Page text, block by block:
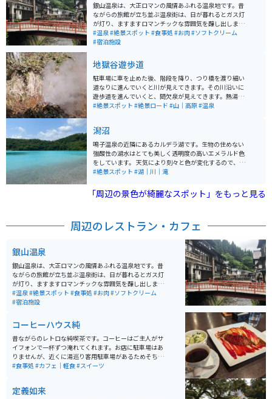
銀山温泉は、大正ロマンの風情あふれる温泉地です。昔
ながらの旅館が立ち並ぶ温泉街は、日が暮れるとガス灯
が灯り、ますますロマンチックな雰囲気を醸し出しま
す。銀山温泉は、慶長年間に栄えた延沢銀山から名付け
られました。温泉宿が温泉街の中心に通る銀山川の両岸
かしさと秘湯感を思わせる雰囲気が人気な観光スポット
です。 この温泉地は、山に囲まれていて、大正末期から
昭和初期に建てられた木造多層の旅館が立ち並んでいま
す。季節によって様々な表情を見せることもあり、年間
を通して楽しめる観光スポットとして人気があります。
温泉以外にも、尾花沢牛やそばなどの地元のグルメも堪
#温泉#絶景スポット #食事処 #お肉#ソフトクリーム
#宿泊施設
地獄谷遊歩道
駐車場に車を止めた後、階段を降り、つり橋を渡り細い
道なりに進んでいくと川が見えてきます。その川沿いに
遊歩道を進んでいくと、間欠泉が見えてきます。熱湯と
蒸気が空に向かって吹き上げる様は実にダイナミック！
す。とても熱いので注意して作りましょう。 雪解けの時
期は道がぬかるんでいて歩くのが大変なので、 乾燥して
晴れの日が続いた時期に行くことをオススメします。
#絶景スポット #絶景ロード #山｜高原#温泉
潟沼
鳴子温泉の近隣にあるカルデラ湖です。生物の住めない
強酸性の湖水はとても美しく透明度の高いエメラルド色
をしています。 天気により刻々と色が変化するので、見
ていて飽きません。周囲は硫黄の煙が噴き出ていて神秘
す。秋は遊歩道を散策し紅葉が映し出された湖面を見る
のもオススメです。 11月下旬～４月下旬は冬季閉鎖にな
#絶景スポット #湖｜川｜滝
「周辺の景色が綺麗なスポット」をもっと見る
周辺のレストラン・カフェ
銀山温泉
銀山温泉は、大正ロマンの風情あふれる温泉地です。昔
ながらの旅館が立ち並ぶ温泉街は、日が暮れるとガス灯
が灯り、ますますロマンチックな雰囲気を醸し出しま
す。銀山温泉は、慶長年間に栄えた延沢銀山から名付け
られました。温泉宿が温泉街の中心に通る銀山川の両岸
かしさと秘湯感を思わせる雰囲気が人気な観光スポット
です。 この温泉地は、山に囲まれていて、大正末期から
昭和初期に建てられた木造多層の旅館が立ち並んでいま
す。季節によって様々な表情を見せることもあり、年間
を通して楽しめる観光スポットとして人気があります。
温泉以外にも、尾花沢牛やそばなどの地元のグルメも堪
#温泉#絶景スポット #食事処 #お肉#ソフトクリーム
#宿泊施設
コーヒーハウス純
昔ながらのレトロな純喫茶です。コーヒーはご主人がサ
イフォンで一杯ずつ淹れてくれます。お店に駐車場はあ
りませんが、近くに湯巡り客用駐車場があるためそちら
に停めると徒歩でアクセスできます。メニューはナポリ
#食事処 #カフェ｜軽食#スイーツ
定義如来